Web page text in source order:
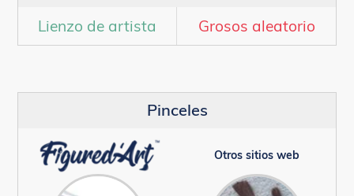
Lienzo de artista Grosos aleatorio
Pinceles
Otros sitios web